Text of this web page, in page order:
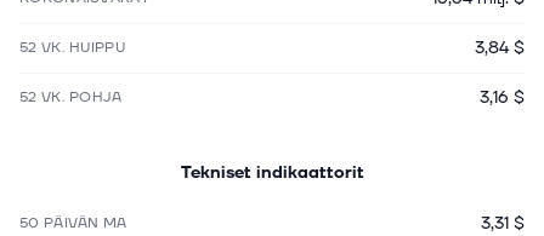
52 VK. HUIPPU 3,84 $
52 VK. POHJA 3,16 $
Tekniset indikaattorit
50 PÄIVÄN MA 3,31 $